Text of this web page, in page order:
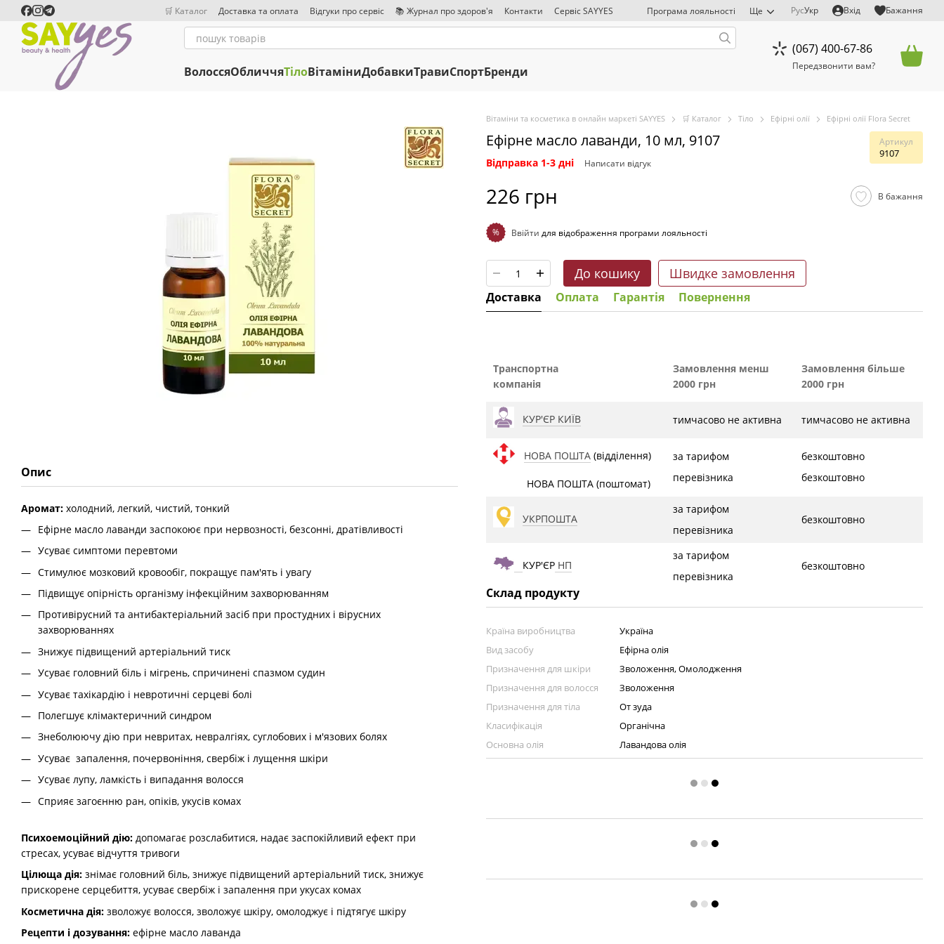
Перейти до основного контенту🛒 Каталог Доставка та оплата Відгуки про сервіс 📚 Журнал про здоров'я Контакти Сервіс SAYYES Програма лояльності Ще РусУкр Вхід Бажання
ВолоссяОбличчяТілоВітаміниДобавкиТравиСпортБренди
(067) 400-67-86
Передзвонити вам?
Опис
Аромат: холодний, легкий, чистий, тонкий
Ефірне масло лаванди заспокоює при нервозності, безсонні, дратівливості
Усуває симптоми перевтоми
Стимулює мозковий кровообіг, покращує пам'ять і увагу
Підвищує опірність організму інфекційним захворюванням
Противірусний та антибактеріальний засіб при простудних і вірусних
захворюваннях
Знижує підвищений артеріальний тиск
Усуває головний біль і мігрень, спричинені спазмом судин
Усуває тахікардію і невротичні серцеві болі
Полегшує клімактеричний синдром
Знеболюючу дію при невритах, невралгіях, суглобових і м'язових болях
Усуває запалення, почервоніння, свербіж і лущення шкіри
Усуває лупу, ламкість і випадання волосся
Сприяє загоєнню ран, опіків, укусів комах
Психоемоційний дію: допомагає розслабитися, надає заспокійливий ефект при
стресах, усуває відчуття тривоги
Цілюща дія: знімає головний біль, знижує підвищений артеріальний тиск, знижує
прискорене серцебиття, усуває свербіж і запалення при укусах комах
Косметична дія: зволожує волосся, зволожує шкіру, омолоджує і підтягує шкіру
Рецепти і дозування: ефірне масло лаванда
Вітаміни та косметика в онлайн маркеті SAYYES 🛒 Каталог Тіло Ефірні олії Ефірні олії Flora Secret
Ефірне масло лаванди, 10 мл, 9107 Артикул
9107
Відправка 1-3 дні Написати відгук
226 грн В бажання
% Ввійти для відображення програми лояльності
До кошику Швидке замовлення
Доставка Оплата Гарантія Повернення
Транспортна
компанія
Замовлення менш
2000 грн
Замовлення більше
2000 грн
КУР'ЄР КИЇВ тимчасово не активна тимчасово не активна
НОВА ПОШТА (відділення)
НОВА ПОШТА (поштомат)
за тарифом
перевізника
безкоштовно
безкоштовно
УКРПОШТА
за тарифом
перевізника
безкоштовно
КУР'ЄР НП
за тарифом
перевізника
безкоштовно
Склад продукту
Країна виробництва
Україна
Вид засобу
Ефірна олія
Призначення для шкіри
Зволоження, Омолодження
Призначення для волосся
Зволоження
Призначення для тіла
От зуда
Класифікація
Органічна
Основна олія
Лавандова олія